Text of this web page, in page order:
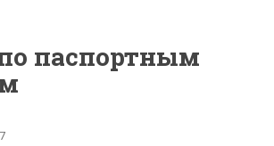
паспортным